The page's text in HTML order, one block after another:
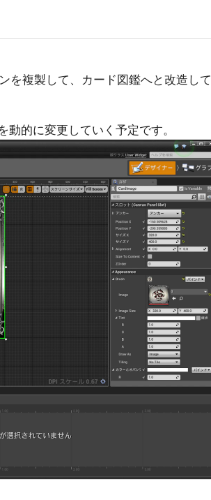
を複製して、カード図鑑へと改造して
的に変更していく予定です。